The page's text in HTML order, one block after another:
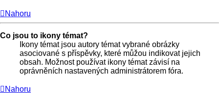
Nahoru
Co jsou to ikony témat?
Ikony témat jsou autory témat vybrané obrázky
asociované s příspěvky, které můžou indikovat jejich
obsah. Možnost používat ikony témat závisí na
oprávněních nastavených administrátorem fóra.
Nahoru